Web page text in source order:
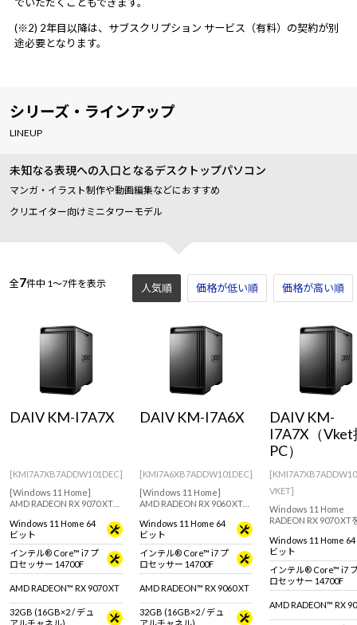
(※2) 2年目以降は、サブスクリプション サービス（有料）の契約が別
途必要となります。
シリーズ・ラインアップ
LINEUP
未知なる表現への入口となるデスクトップパソコン
マンガ・イラスト制作や動画編集などにおすすめ
クリエイター向けミニタワーモデル
全7件中 1～7件を表示 人気順 価格が低い順 価格が高い順
DAIV KM-I7A7X
[KMI7A7XB7ADDW101DEC]
[Windows 11 Home]
AMD RADEON RX 9070 XT搭
イティブにおすすめなデス
クトップパソコン
Windows 11 Home 64
ビット
インテル® Core™ i7 プ
ロセッサー 14700F
AMD RADEON™ RX 9070 XT
32GB (16GB×2 / デュ
DAIV KM-I7A6X
[KMI7A6XB7ADDW101DEC]
[Windows 11 Home]
AMD RADEON RX 9060 XTを
すすめなミニタワー型デス
クトップパソコン
Windows 11 Home 64
ビット
インテル® Core™ i7 プ
ロセッサー 14700F
AMD RADEON™ RX 9060 XT
32GB (16GB×2 / デュ
DAIV KM-
I7A7X（Vket
PC）
VKET]
Windows 11 Home
RADEON RX 9070 XT
すめなミニタワー型
トップパソコン【
年3Dデータとオリジ
紙付属！】
Windows 11 Home 64
ビット
インテル® Core™ i7
ロセッサー 14700F
AMD RADEON™ RX